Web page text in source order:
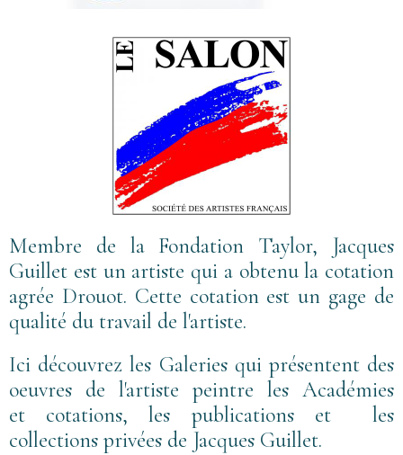
Membre de la Fondation Taylor, Jacques
Guillet est un artiste qui a obtenu la cotation
agrée Drouot. Cette cotation est un gage de
qualité du travail de l'artiste.
Ici découvrez les Galeries qui présentent des
oeuvres de l'artiste peintre les Académies
et cotations, les publications et les
collections privées de Jacques Guillet.